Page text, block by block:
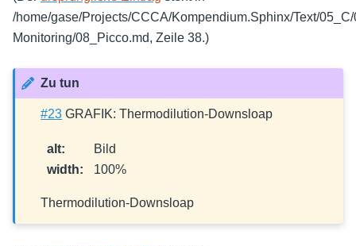
/home/gase/Projects/CCCA/Kompendium.Sphinx/Text/
Monitoring/08_Picco.md, Zeile 38.)
Zu tun
#23 GRAFIK: Thermodilution-Downsloap
alt:
Bild
width: 100%
Thermodilution-Downsloap